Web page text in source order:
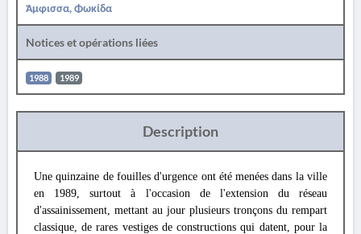
Άμφισσα, Φωκίδα
Notices et opérations liées
1988 1989
Description
Une quinzaine de fouilles d'urgence ont été menées dans la ville
en 1989, surtout à l'occasion de l'extension du réseau
d'assainissement, mettant au jour plusieurs tronçons du rempart
classique, de rares vestiges de constructions qui datent, pour la